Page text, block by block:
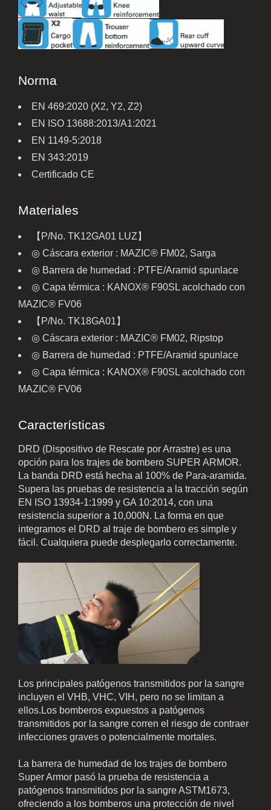
Norma
EN 469:2020 (X2, Y2, Z2)
EN ISO 13688:2013/A1:2021
EN 1149-5:2018
EN 343:2019
Certificado CE
Materiales
【P/No. TK12GA01 LUZ】
◎ Cáscara exterior : MAZIC® FM02, Sarga
◎ Barrera de humedad : PTFE/Aramid spunlace
◎ Capa térmica : KANOX® F90SL acolchado con
MAZIC® FV06
【P/No. TK18GA01】
◎ Cáscara exterior : MAZIC® FM02, Ripstop
◎ Barrera de humedad : PTFE/Aramid spunlace
◎ Capa térmica : KANOX® F90SL acolchado con
MAZIC® FV06
Características
DRD (Dispositivo de Rescate por Arrastre) es una
opción para los trajes de bombero SUPER ARMOR.
La banda DRD está hecha al 100% de Para-aramida.
Supera las pruebas de resistencia a la tracción según
EN ISO 13934-1:1999 y GA 10:2014, con una
resistencia superior a 10,000N. La forma en que
integramos el DRD al traje de bombero es simple y
fácil. Cualquiera puede desplegarlo correctamente.
Los principales patógenos transmitidos por la sangre
incluyen el VHB, VHC, VIH, pero no se limitan a
ellos.Los bomberos expuestos a patógenos
transmitidos por la sangre corren el riesgo de contraer
infecciones graves o potencialmente mortales.
La barrera de humedad de los trajes de bombero
Super Armor pasó la prueba de resistencia a
patógenos transmitidos por la sangre ASTM1673,
ofreciendo a los bomberos una protección de nivel